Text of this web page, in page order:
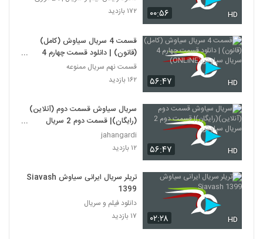
۰۰:۵۶ HD
۱۷۲ بازدید
۵۶:۴۷ HD
قسمت 4 سریال سیاوش (کامل)
(قانون) | دانلود قسمت چهارم 4
سریال سیاوش(ONLiNE)
قسمت نهم سریال ممنوعه
۱۶۲ بازدید
۵۶:۴۷ HD
سریال سیاوش قسمت دوم (آنلاین)
(رایگان)| قسمت دوم 2 سریال
سیاوش
jahangardi
۱۲ بازدید
۰۲:۲۸ HD
تریلر سریال ایرانی سیاوش Siavash
1399
دانلود فیلم و سریال
۱۷ بازدید